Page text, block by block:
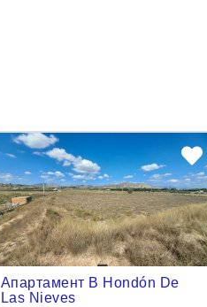
Апартамент В Hondón De
Las Nieves